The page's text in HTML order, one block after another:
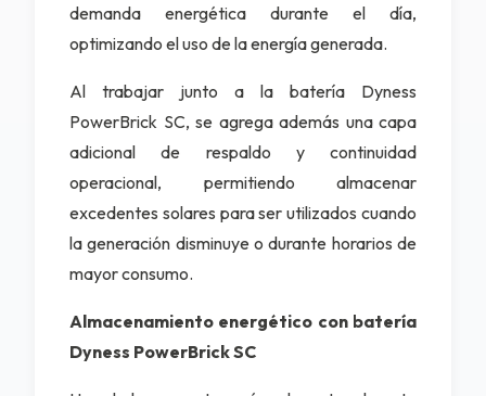
demanda energética durante el día,
optimizando el uso de la energía generada.
Al trabajar junto a la batería Dyness
PowerBrick SC, se agrega además una capa
adicional de respaldo y continuidad
operacional, permitiendo almacenar
excedentes solares para ser utilizados cuando
la generación disminuye o durante horarios de
mayor consumo.
Almacenamiento energético con batería
Dyness PowerBrick SC